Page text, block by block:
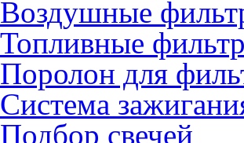
Воздушные
Топливные
Поролон для
Система
Подбор свечей